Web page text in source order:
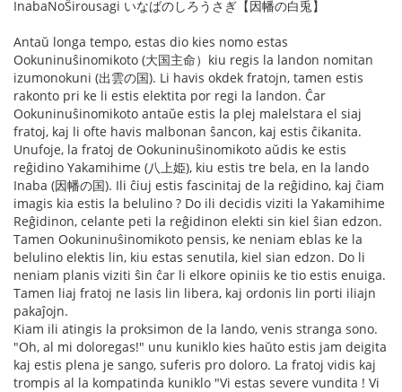
InabaNoŜirousagi いなばのしろうさぎ【因幡の白兎】
Antaŭ longa tempo, estas dio kies nomo estas
Ookuninuŝinomikoto (大国主命）kiu regis la landon nomitan
izumonokuni (出雲の国). Li havis okdek fratojn, tamen estis
rakonto pri ke li estis elektita por regi la landon. Ĉar
Ookuninuŝinomikoto antaŭe estis la plej malelstara el siaj
fratoj, kaj li ofte havis malbonan ŝancon, kaj estis ĉikanita.
Unufoje, la fratoj de Ookuninuŝinomikoto aŭdis ke estis
reĝidino Yakamihime (八上姫), kiu estis tre bela, en la lando
Inaba (因幡の国). Ili ĉiuj estis fascinitaj de la reĝidino, kaj ĉiam
imagis kia estis la belulino ? Do ili decidis viziti la Yakamihime
Reĝidinon, celante peti la reĝidinon elekti sin kiel ŝian edzon.
Tamen Ookuninuŝinomikoto pensis, ke neniam eblas ke la
belulino elektis lin, kiu estas senutila, kiel sian edzon. Do li
neniam planis viziti ŝin ĉar li elkore opiniis ke tio estis enuiga.
Tamen liaj fratoj ne lasis lin libera, kaj ordonis lin porti iliajn
pakaĵojn.
Kiam ili atingis la proksimon de la lando, venis stranga sono.
"Oh, al mi doloregas!" unu kuniklo kies haŭto estis jam deigita
kaj estis plena je sango, suferis pro doloro. La fratoj vidis kaj
trompis al la kompatinda kuniklo "Vi estas severe vundita ! Vi